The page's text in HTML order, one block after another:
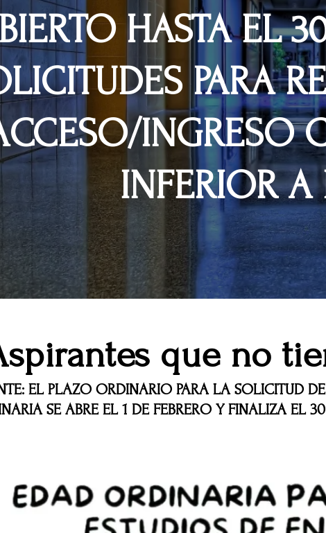
HASTA EL
PARA
INGRESO
INFERIOR
que no
EL PLAZO ORDINARIO PARA LA SOLICITUD
SE ABRE EL 1 DE FEBRERO Y FINALIZA EL